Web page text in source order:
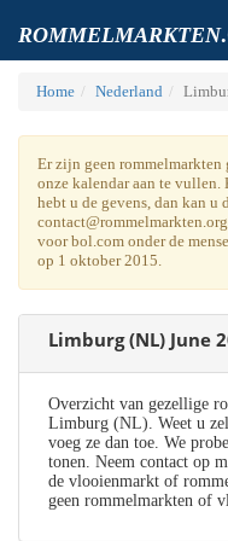
ROMMELMARKTEN
Home Nederland
Er zijn geen
onze kalendar aan te vullen.
hebt u de gevens, dan kan u
voor bol.com onder de
op 1 oktober 2015.
Limburg (NL) June
Overzicht van gezellige
Limburg (NL). Weet u
voeg ze dan toe. We
tonen. Neem contact op
de vlooienmarkt of
geen rommelmarkten of